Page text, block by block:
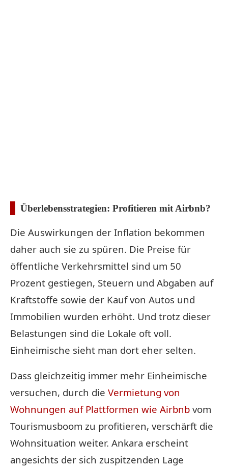
Überlebensstrategien: Profitieren mit Airbnb?
Die Auswirkungen der Inflation bekommen
daher auch sie zu spüren. Die Preise für
öffentliche Verkehrsmittel sind um 50
Prozent gestiegen, Steuern und Abgaben auf
Kraftstoffe sowie der Kauf von Autos und
Immobilien wurden erhöht. Und trotz dieser
Belastungen sind die Lokale oft voll.
Einheimische sieht man dort eher selten.
Dass gleichzeitig immer mehr Einheimische
versuchen, durch die Vermietung von
Wohnungen auf Plattformen wie Airbnb vom
Tourismusboom zu profitieren, verschärft die
Wohnsituation weiter. Ankara erscheint
angesichts der sich zuspitzenden Lage